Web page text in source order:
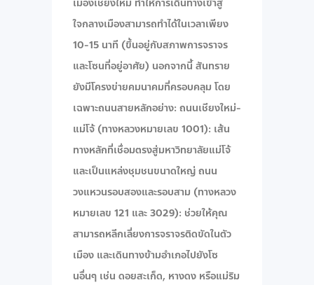
เมืองเชียงใหม่ ทำให้การเดินทางเข้าสู่
ใจกลางเมืองสามารถทำได้ในเวลาเพียง
10-15 นาที (ขึ้นอยู่กับสภาพการจราจร
และโซนที่อยู่อาศัย) นอกจากนี้ สันทราย
ยังมีโครงข่ายคมนาคมที่ครอบคลุม โดย
เฉพาะถนนสายหลักอย่าง: ถนนเชียงใหม่-
แม่โจ้ (ทางหลวงหมายเลข 1001): เส้น
ทางหลักที่เชื่อมตรงสู่มหาวิทยาลัยแม่โจ้
และเป็นแหล่งชุมชนขนาดใหญ่ ถนน
วงแหวนรอบสองและรอบสาม (ทางหลวง
หมายเลข 121 และ 3029): ช่วยให้คุณ
สามารถหลีกเลี่ยงการจราจรติดขัดในตัว
เมือง และเดินทางข้ามอำเภอไปยังโซ
นอื่นๆ เช่น ดอยสะเก็ด, หางดง หรือแม่ริม